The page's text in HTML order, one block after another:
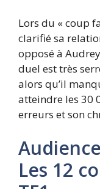
Lors du « coup
clarifié sa
opposé à
duel est très
alors qu’il
atteindre les 30
erreurs et son
Les 12